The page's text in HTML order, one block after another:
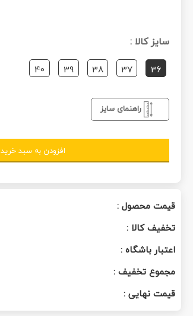
سایز کالا :
36
37
38
39
40
راهنمای سایز
افزودن به سبد خرید
قیمت محصول :
تخفیف کالا :
اعتبار باشگاه :
مجموع تخفیف :
قیمت نهایی :